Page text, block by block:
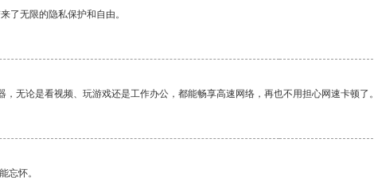
了无限的隐私保护和自由。
无论是看视频、玩游戏还是工作办公，都能畅享高速网络，再也不用担心网速卡顿了。
忘怀。